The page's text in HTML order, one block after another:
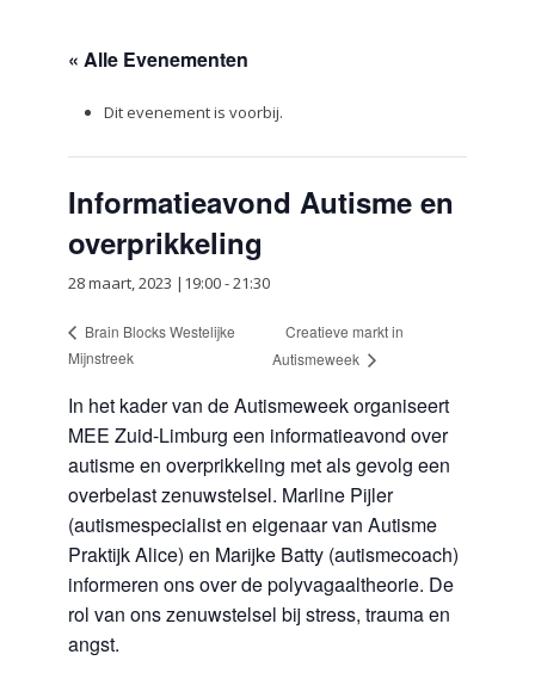
« Alle Evenementen
Dit evenement is voorbij.
Informatieavond Autisme en
overprikkeling
28 maart, 2023 |19:00-21:30
Brain Blocks Westelijke
Mijnstreek
Creatieve markt in
Autismeweek
In het kader van de Autismeweek organiseert
MEE Zuid-Limburg een informatieavond over
autisme en overprikkeling met als gevolg een
overbelast zenuwstelsel. Marline Pijler
(autismespecialist en eigenaar van Autisme
Praktijk Alice) en Marijke Batty (autismecoach)
informeren ons over de polyvagaaltheorie. De
rol van ons zenuwstelsel bij stress, trauma en
angst.